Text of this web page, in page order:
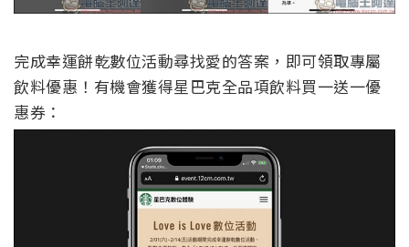
完成幸運餅乾數位活動尋找愛的答案，即可領取專屬
飲料優惠！有機會獲得星巴克全品項飲料買一送一優
惠券：